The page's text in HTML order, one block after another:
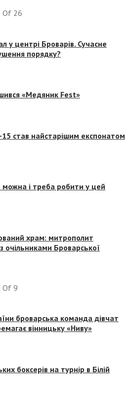
Of 26
у центрі Броварів. Сучасне
порядку?
«Медяник Fest»
15 став найстарішим експонатом
і треба робити у цей
храм: митрополит
з очільниками Броварської
Of 9
броварська команда дівчат
вінницьку «Ниву»
боксерів на турнір в Білій